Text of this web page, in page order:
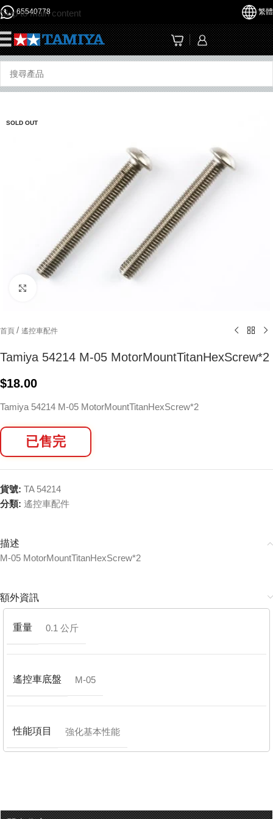
Skip to main content
65540778 繁體
SOLD OUT
首頁 / 遙控車配件
Tamiya 54214 M-05 MotorMountTitanHexScrew*2
$18.00
Tamiya 54214 M-05 MotorMountTitanHexScrew*2
已售完
貨號: TA 54214
分類: 遙控車配件
描述
M-05 MotorMountTitanHexScrew*2
額外資訊
重量 0.1 公斤
遙控車底盤 M-05
性能項目 強化基本性能